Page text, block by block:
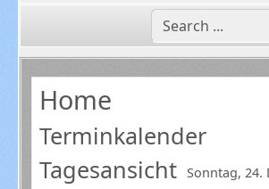
Home
Terminkalender
Tagesansicht Sonntag, 24.